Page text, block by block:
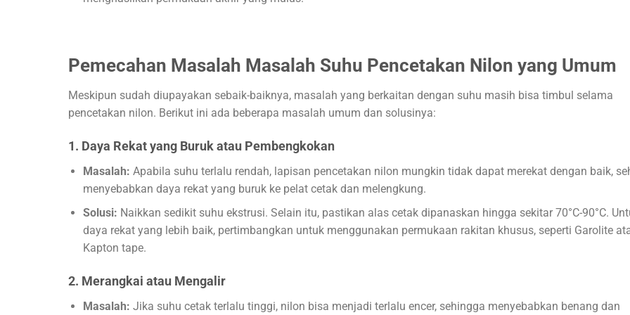
Pemecahan Masalah Masalah Suhu Pencetakan Nilon yang Umum
Meskipun sudah diupayakan sebaik-baiknya, masalah yang berkaitan dengan suhu masih bisa timbul selama
pencetakan nilon. Berikut ini ada beberapa masalah umum dan solusinya:
1. Daya Rekat yang Buruk atau Pembengkokan
Masalah: Apabila suhu terlalu rendah, lapisan pencetakan nilon mungkin tidak dapat merekat dengan baik,
menyebabkan daya rekat yang buruk ke pelat cetak dan melengkung.
Solusi: Naikkan sedikit suhu ekstrusi. Selain itu, pastikan alas cetak dipanaskan hingga sekitar 70°C-90°C.
daya rekat yang lebih baik, pertimbangkan untuk menggunakan permukaan rakitan khusus, seperti Garolite
Kapton tape.
2. Merangkai atau Mengalir
Masalah: Jika suhu cetak terlalu tinggi, nilon bisa menjadi terlalu encer, sehingga menyebabkan benang dan